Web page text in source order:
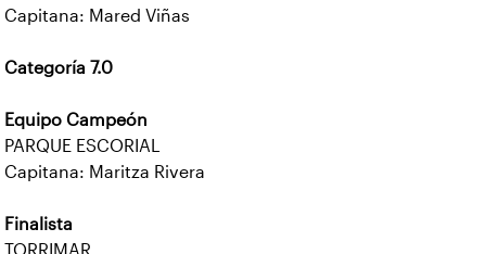
Capitana: Mared Viñas
Categoría 7.0
Equipo Campeón
PARQUE ESCORIAL
Capitana: Maritza Rivera
Finalista
TORRIMAR